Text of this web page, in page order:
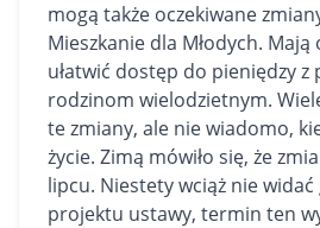
mogą także oczekiwane
Mieszkanie dla Młodych.
ułatwić dostęp do pieniędzy
rodzinom wielodzietnym.
te zmiany, ale nie wiadomo,
życie. Zimą mówiło się, że
lipcu. Niestety wciąż nie
projektu ustawy, termin ten